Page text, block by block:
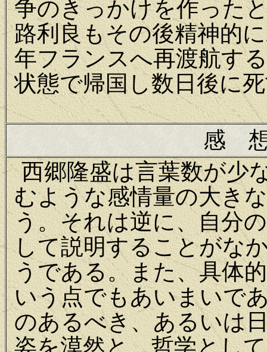
争のきっかけを作った
路利良もその後精神的
年フランスへ再渡航す
状態で帰国し数日後に
感
西郷隆盛は言葉数が少
むような感情量の大き
う。それは逆に、自分
して説明することがな
うである。また、具体
いう点でもあいまいで
のあるべき、あるいは
姿を漠然と、哲学とし